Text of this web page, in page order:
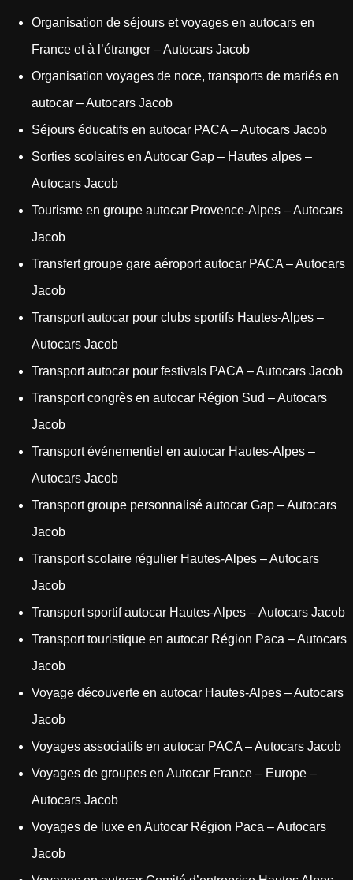
Organisation de séjours et voyages en autocars en
France et à l’étranger – Autocars Jacob
Organisation voyages de noce, transports de mariés en
autocar – Autocars Jacob
Séjours éducatifs en autocar PACA – Autocars Jacob
Sorties scolaires en Autocar Gap – Hautes alpes –
Autocars Jacob
Tourisme en groupe autocar Provence-Alpes – Autocars
Jacob
Transfert groupe gare aéroport autocar PACA – Autocars
Jacob
Transport autocar pour clubs sportifs Hautes-Alpes –
Autocars Jacob
Transport autocar pour festivals PACA – Autocars Jacob
Transport congrès en autocar Région Sud – Autocars
Jacob
Transport événementiel en autocar Hautes-Alpes –
Autocars Jacob
Transport groupe personnalisé autocar Gap – Autocars
Jacob
Transport scolaire régulier Hautes-Alpes – Autocars
Jacob
Transport sportif autocar Hautes-Alpes – Autocars Jacob
Transport touristique en autocar Région Paca – Autocars
Jacob
Voyage découverte en autocar Hautes-Alpes – Autocars
Jacob
Voyages associatifs en autocar PACA – Autocars Jacob
Voyages de groupes en Autocar France – Europe –
Autocars Jacob
Voyages de luxe en Autocar Région Paca – Autocars
Jacob